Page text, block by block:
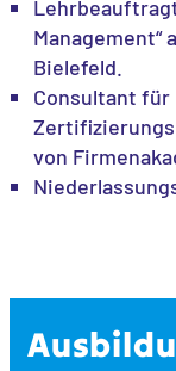
Management“
Bielefeld.
Consultant
von